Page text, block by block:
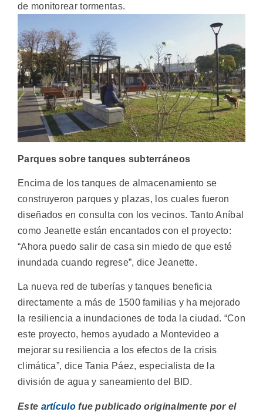
de monitorear tormentas.
Parques sobre tanques subterráneos
Encima de los tanques de almacenamiento se
construyeron parques y plazas, los cuales fueron
diseñados en consulta con los vecinos. Tanto Aníbal
como Jeanette están encantados con el proyecto:
“Ahora puedo salir de casa sin miedo de que esté
inundada cuando regrese”, dice Jeanette.
La nueva red de tuberías y tanques beneficia
directamente a más de 1500 familias y ha mejorado
la resiliencia a inundaciones de toda la ciudad. “Con
este proyecto, hemos ayudado a Montevideo a
mejorar su resiliencia a los efectos de la crisis
climática”, dice Tania Páez, especialista de la
división de agua y saneamiento del BID.
Este artículofue publicado originalmente por el